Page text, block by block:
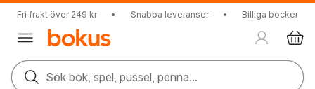
Fri frakt över 249 kr • Snabba leveranser • Billiga böcker
Sök bok, spel, pussel, penna...